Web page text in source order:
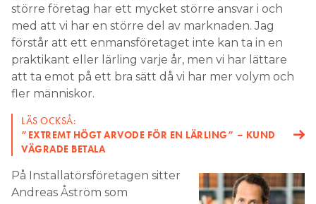
större företag har ett mycket större ansvar i och
med att vi har en större del av marknaden. Jag
förstår att ett enmansföretaget inte kan ta in en
praktikant eller lärling varje år, men vi har lättare
att ta emot på ett bra sätt då vi har mer volym och
fler människor.
LÄS OCKSÅ:
”EXTREMT HÖGT ARVODE FÖR EN LÄRLING” – KUND
VÄGRADE BETALA
På Installatörsföretagen sitter
Andreas Åström som